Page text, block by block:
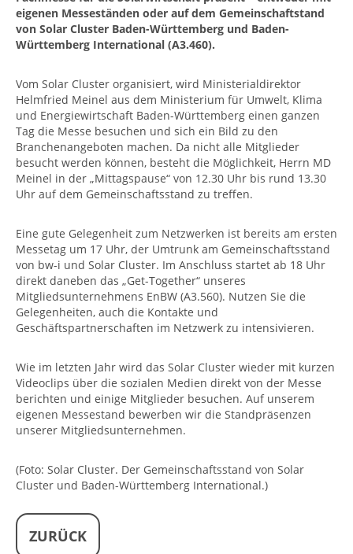
eigenen Messeständen oder auf dem Gemeinschaftstand
von Solar Cluster Baden-Württemberg und Baden-
Württemberg International (A3.460).
Vom Solar Cluster organisiert, wird Ministerialdirektor
Helmfried Meinel aus dem Ministerium für Umwelt, Klima
und Energiewirtschaft Baden-Württemberg einen ganzen
Tag die Messe besuchen und sich ein Bild zu den
Branchenangeboten machen. Da nicht alle Mitglieder
besucht werden können, besteht die Möglichkeit, Herrn MD
Meinel in der „Mittagspause“ von 12.30 Uhr bis rund 13.30
Uhr auf dem Gemeinschaftsstand zu treffen.
Eine gute Gelegenheit zum Netzwerken ist bereits am ersten
Messetag um 17 Uhr, der Umtrunk am Gemeinschaftsstand
von bw-i und Solar Cluster. Im Anschluss startet ab 18 Uhr
direkt daneben das „Get-Together“ unseres
Mitgliedsunternehmens EnBW (A3.560). Nutzen Sie die
Gelegenheiten, auch die Kontakte und
Geschäftspartnerschaften im Netzwerk zu intensivieren.
Wie im letzten Jahr wird das Solar Cluster wieder mit kurzen
Videoclips über die sozialen Medien direkt von der Messe
berichten und einige Mitglieder besuchen. Auf unserem
eigenen Messestand bewerben wir die Standpräsenzen
unserer Mitgliedsunternehmen.
(Foto: Solar Cluster. Der Gemeinschaftsstand von Solar
Cluster und Baden-Württemberg International.)
ZURÜCK